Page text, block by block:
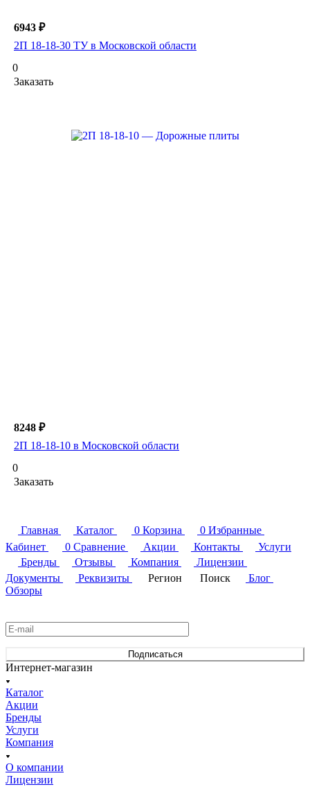
6943 ₽
2П 18-18-30 ТУ в Московской области
0
Заказать
8248 ₽
2П 18-18-10 в Московской области
0
Заказать
Главная Каталог 0 Корзина 0 Избранные
Кабинет
0 Сравнение Акции Контакты
Услуги
Бренды
Отзывы Компания
Лицензии
Документы
Реквизиты Регион Поиск
Блог
Обзоры
Подписаться
Интернет-магазин
Каталог
Акции
Бренды
Услуги
Компания
О компании
Лицензии